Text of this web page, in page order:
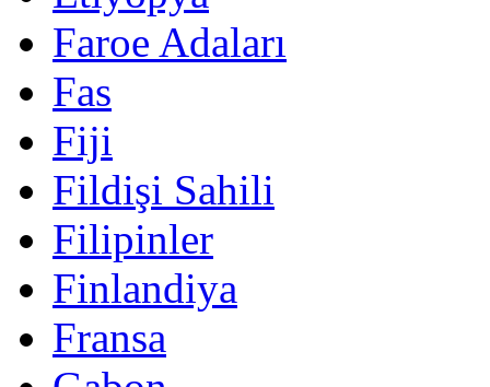
Faroe Adaları
Fas
Fiji
Fildişi Sahili
Filipinler
Finlandiya
Fransa